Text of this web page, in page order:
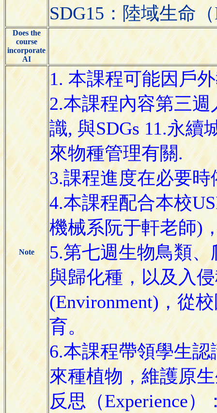
SDG15：陸域生命
Does the
course
incorporate
AI
Note
1. 本課程可能因戶
2.本課程內容第三
識, 與SDGs 11.永續
來物種管理有關.
3.課程進度在必要
4.本課程配合本校
機械系阮于軒老師)
5.第七週生物鳥類
與歸化種，以及入
(Environment)，從
育。
6.本課程帶領學生
來種植物，維護原
反思（Experience